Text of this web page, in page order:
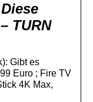
TURN
Gibt es
Euro ; Fire TV
4K Max,